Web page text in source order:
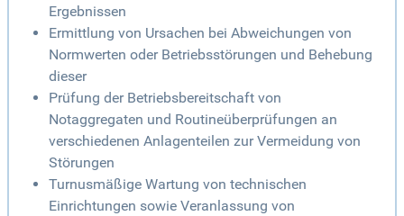
Ergebnissen
Ermittlung von Ursachen bei Abweichungen von
Normwerten oder Betriebsstörungen und Behebung
dieser
Prüfung der Betriebsbereitschaft von
Notaggregaten und Routineüberprüfungen an
verschiedenen Anlagenteilen zur Vermeidung von
Störungen
Turnusmäßige Wartung von technischen
Einrichtungen sowie Veranlassung von